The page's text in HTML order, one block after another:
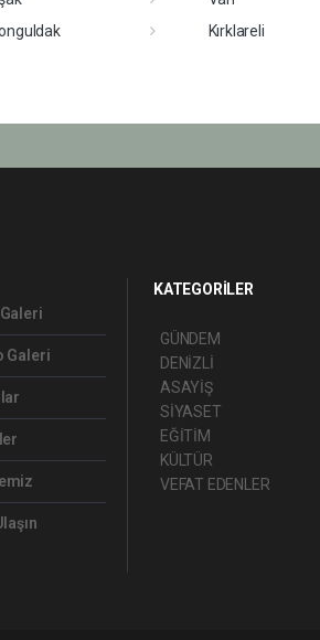
Kırklareli
Galeri
KATEGORİLER
GÜNDEM
DENİZLİ
ASAYİŞ
SİYASET
EĞİTİM
KÜLTÜR
VEFAT EDENLER